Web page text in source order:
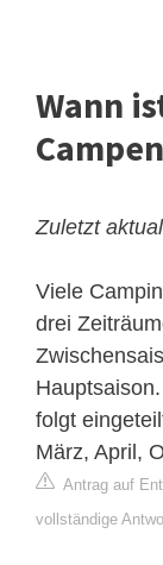
Wann
Zuletzt
Viele
drei
folgt
März, April,
Antrag auf
vollständige